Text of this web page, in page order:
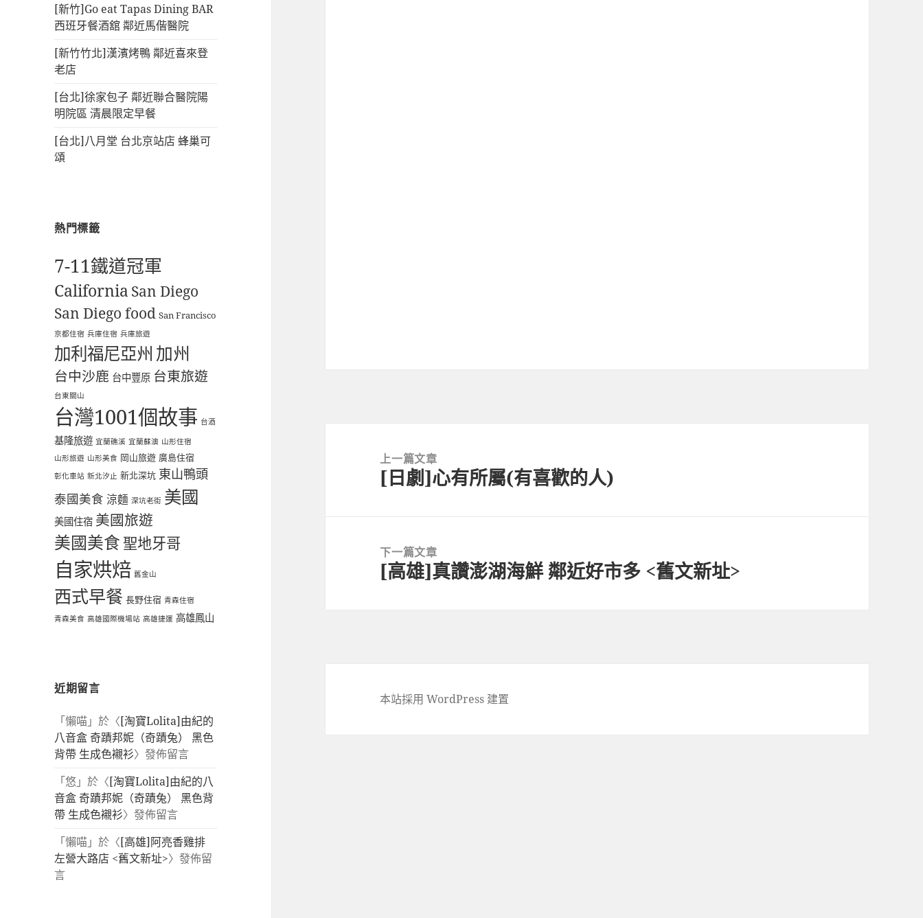
[新竹]Go eat Tapas Dining BAR
西班牙餐酒舘 鄰近馬偕醫院
[新竹竹北]漢濱烤鴨 鄰近喜來登
老店
[台北]徐家包子 鄰近聯合醫院陽
明院區 清晨限定早餐
[台北]八月堂 台北京站店 蜂巢可
頌
熱門標籤
7-11鐵道冠軍
California San Diego
San Diego food San Francisco
京都住宿 兵庫住宿 兵庫旅遊
加利福尼亞州 加州
台中沙鹿 台中豐原 台東旅遊
台東關山
台灣1001個故事 台酒
基隆旅遊 宜蘭礁溪 宜蘭蘇澳 山形住宿
山形旅遊 山形美食 岡山旅遊 廣島住宿
彰化車站 新北汐止 新北深坑 東山鴨頭
泰國美食 涼麵 深坑老街 美國
美國住宿 美國旅遊
美國美食 聖地牙哥
自家烘焙 舊金山
西式早餐 長野住宿 青森住宿
青森美食 高雄國際機場站 高雄捷運 高雄鳳山
近期留言
「懶喵」於〈[淘寶Lolita]由紀的
八音盒 奇蹟邦妮（奇蹟兔） 黑色
背帶 生成色襯衫〉發佈留言
「悠」於〈[淘寶Lolita]由紀的八
音盒 奇蹟邦妮（奇蹟兔） 黑色背
帶 生成色襯衫〉發佈留言
「懶喵」於〈[高雄]阿亮香雞排
左營大路店 <舊文新址>〉發佈留
言
上一篇文章
上
章:
[日劇]心有所屬(有喜歡的人)
下一篇文章
下
[高雄]真讚澎湖海鮮 鄰近好市多 <舊文新址>
本站採用 WordPress 建置